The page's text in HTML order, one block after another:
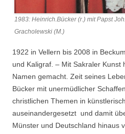
1983: Heinrich.Bücker (r.) mit Papst
Gracholewski (M.)
1922 in Vellern bis 2008 in
und Kaligraf. – Mit Sakraler Kunst
Namen gemacht. Zeit seines
Bücker mit unermüdlicher
christlichen Themen in
auseinandergesetzt und damit
Münster und Deutschland hinaus